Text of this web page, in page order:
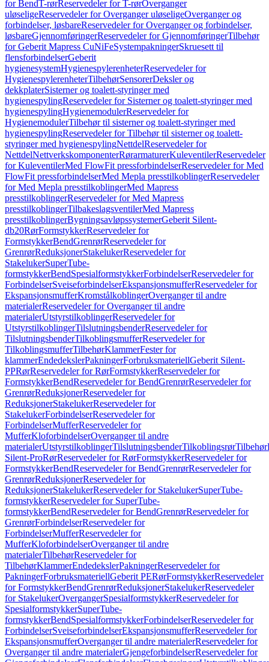
for BendT-rørReservedeler for T-rørOverganger
uløseligeReservedeler for Overganger uløseligeOverganger og
forbindelser, løsbareReservedeler for Overganger og forbindelser,
løsbareGjennomføringerReservedeler for GjennomføringerTilbehør
for Geberit Mapress CuNiFeSystempakningerSkruesett til
flensforbindelserGeberit
hygienesystemHygienespylerenheterReservedeler for
HygienespylerenheterTilbehørSensorerDeksler og
dekkplaterSisterner og toalett-styringer med
hygienespylingReservedeler for Sisterner og toalett-styringer med
hygienespylingHygienemodulerReservedeler for
HygienemodulerTilbehør til sisterner og toalett-styringer med
hygienespylingReservedeler for Tilbehør til sisterner og toalett-
styringer med hygienespylingNettdelReservedeler for
NettdelNettverkskomponenterRørarmaturerKuleventilerReservedeler
for KuleventilerMed FlowFit pressforbindelserReservedeler for Med
FlowFit pressforbindelserMed Mepla presstilkoblingerReservedeler
for Med Mepla presstilkoblingerMed Mapress
presstilkoblingerReservedeler for Med Mapress
presstilkoblingerTilbakeslagsventilerMed Mapress
presstilkoblingerBygningsavløpssystemerGeberit Silent-
db20RørFormstykkerReservedeler for
FormstykkerBendGrenrørReservedeler for
GrenrørReduksjonerStakelukerReservedeler for
StakelukerSuperTube-
formstykkerBendSpesialformstykkerForbindelserReservedeler for
ForbindelserSveiseforbindelserEkspansjonsmufferReservedeler for
EkspansjonsmufferKromstålkoblingerOverganger til andre
materialerReservedeler for Overganger til andre
materialerUtstyrstilkoblingerReservedeler for
UtstyrstilkoblingerTilslutningsbenderReservedeler for
TilslutningsbenderTilkoblingsmufferReservedeler for
TilkoblingsmufferTilbehørKlammerFester for
klammerEndedekslerPakningerForbruksmateriellGeberit Silent-
PPRørReservedeler for RørFormstykkerReservedeler for
FormstykkerBendReservedeler for BendGrenrørReservedeler for
GrenrørReduksjonerReservedeler for
ReduksjonerStakelukerReservedeler for
StakelukerForbindelserReservedeler for
ForbindelserMufferReservedeler for
MufferKloforbindelserOverganger til andre
materialerUtstyrstilkoblingerTilslutningsbenderTilkoblingsrørTilbehør
Silent-ProRørReservedeler for RørFormstykkerReservedeler for
FormstykkerBendReservedeler for BendGrenrørReservedeler for
GrenrørReduksjonerReservedeler for
ReduksjonerStakelukerReservedeler for StakelukerSuperTube-
formstykkerReservedeler for SuperTube-
formstykkerBendReservedeler for BendGrenrørReservedeler for
GrenrørForbindelserReservedeler for
ForbindelserMufferReservedeler for
MufferKloforbindelserOverganger til andre
materialerTilbehørReservedeler for
TilbehørKlammerEndedekslerPakningerReservedeler for
PakningerForbruksmateriellGeberit PERørFormstykkerReservedeler
for FormstykkerBendGrenrørReduksjonerStakelukerReservedeler
for StakelukerOvergangerSpesialformstykkerReservedeler for
SpesialformstykkerSuperTube-
formstykkerBendSpesialformstykkerForbindelserReservedeler for
ForbindelserSveiseforbindelserEkspansjonsmufferReservedeler for
EkspansjonsmufferOverganger til andre materialerReservedeler for
Overganger til andre materialerGjengeforbindelserReservedeler for